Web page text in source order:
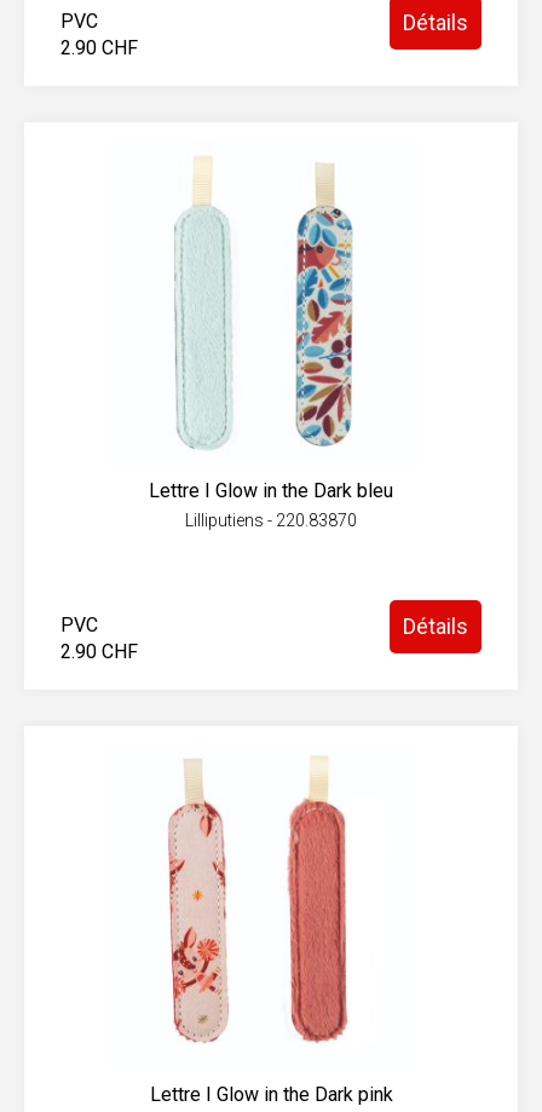
PVC
2.90 CHF
Détails
Lettre I Glow in the Dark bleu
Lilliputiens - 220.83870
PVC
2.90 CHF
Détails
Lettre I Glow in the Dark pink